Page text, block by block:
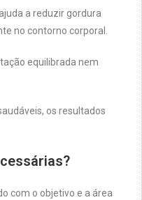
a reduzir gordura
no contorno corporal.
equilibrada nem
os resultados
com o objetivo e a área